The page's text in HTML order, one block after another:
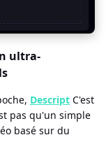
ultra-
Descript C'est
pas qu'un simple
basé sur du